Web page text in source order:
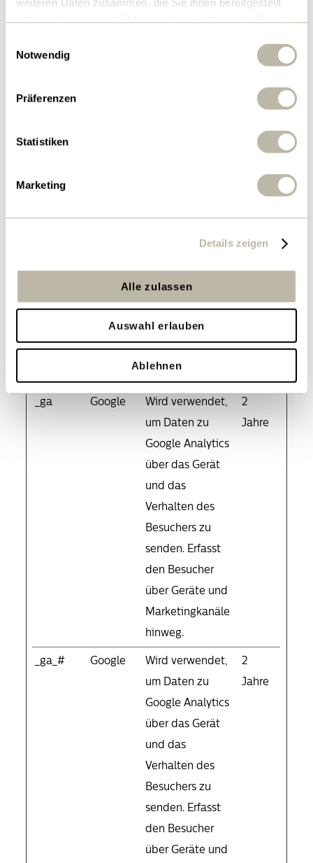
Notwendig
Präferenzen
Statistiken
Marketing
Details zeigen
Alle zulassen
Auswahl erlauben
Ablehnen
für Cookies auf
der aktuellen
ession_#
Marketing (7)
werbetreibende Drittparteien sind.
Anbieter Zweck
Maximale
_ga Google
Wird verwendet,
um Daten zu
Google Analytics
über das Gerät
und das
Verhalten des
Besuchers zu
senden. Erfasst
den Besucher
über Geräte und
Marketingkanäle
hinweg.
2
Jahre
_ga_# Google
Wird verwendet,
um Daten zu
Google Analytics
über das Gerät
und das
Verhalten des
Besuchers zu
senden. Erfasst
den Besucher
über Geräte und
2
Jahre